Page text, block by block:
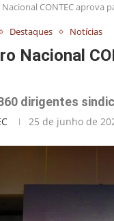
Nacional CONTEC aprova
Destaques Notícias
Nacional
dirigentes
25 de junho de